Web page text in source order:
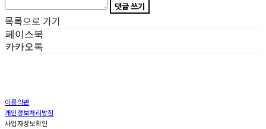
댓글 쓰기
목록으로 가기
페이스북
카카오톡
이용약관
개인정보처리방침
사업자정보확인